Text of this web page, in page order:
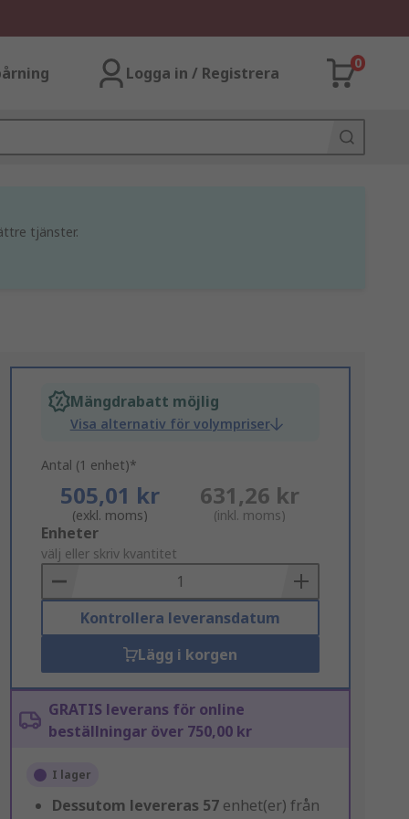
Logga in / Registrera
0
tjänster.
Mängdrabatt möjlig
Visa alternativ för volympriser
Antal (1 enhet)*
505,01 kr
(exkl. moms)
631,26 kr
(inkl. moms)
Add
to
Basket
Enheter
välj eller skriv kvantitet
Kontrollera leveransdatum
Lägg i korgen
GRATIS leverans för online
beställningar över 750,00 kr
I lager
Dessutom levereras 57 enhet(er) från